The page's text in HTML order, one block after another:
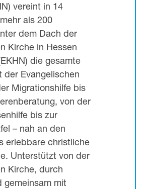
vereint in 14
als 200
dem Dach der
Kirche in Hessen
die gesamte
der Evangelischen
Migrationshilfe bis
von der
bis zur
– nah an den
erlebbare christliche
Unterstützt von der
Kirche, durch
gemeinsam mit